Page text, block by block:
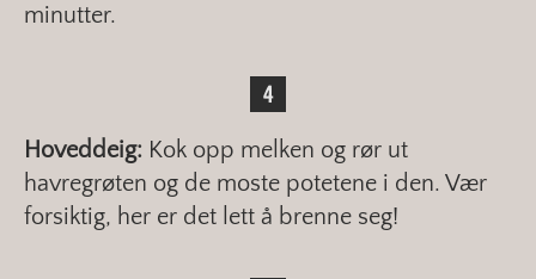
minutter.
Hoveddeig: Kok opp melken og rør ut
havregrøten og de moste potetene i den. Vær
forsiktig, her er det lett å brenne seg!